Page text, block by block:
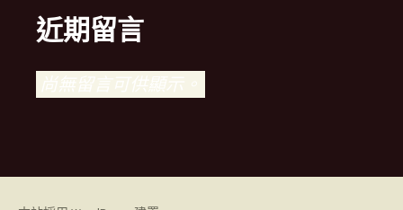
近期留言
尚無留言可供顯示。